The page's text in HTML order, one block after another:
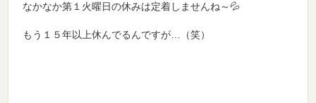
なかなか第１火曜日の休みは定着しませんね～💦
もう１５年以上休んでるんですが…（笑）